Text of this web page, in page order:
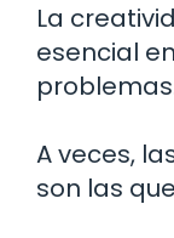
La
esencial
A veces,
son las